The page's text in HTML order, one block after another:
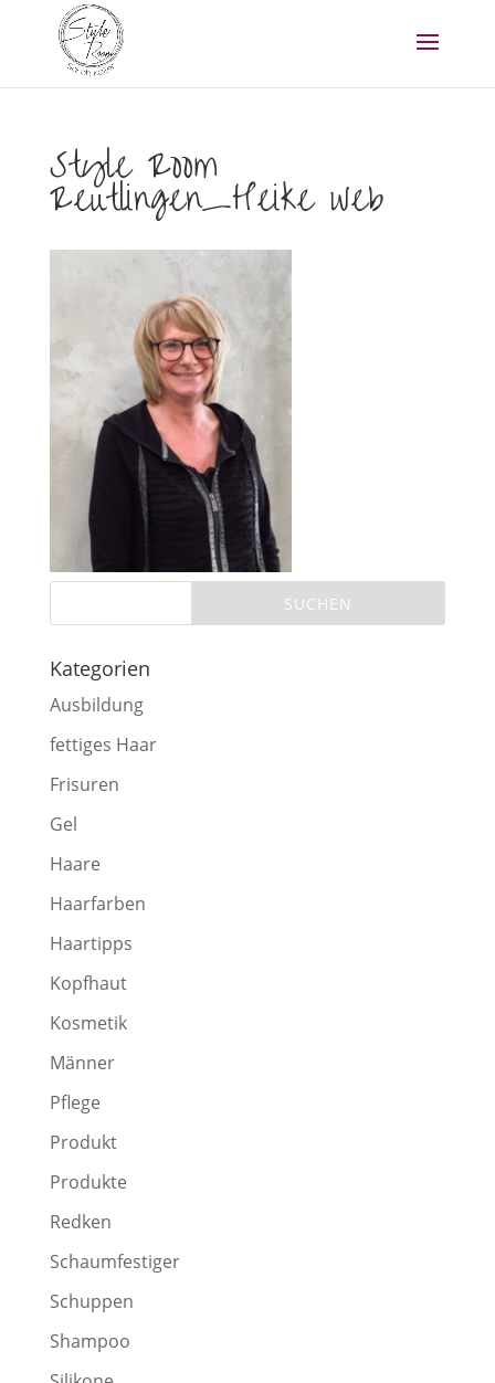
Style Room
Reutlingen_Heike web
Kategorien
Ausbildung
fettiges Haar
Frisuren
Gel
Haare
Haarfarben
Haartipps
Kopfhaut
Kosmetik
Männer
Pflege
Produkt
Produkte
Redken
Schaumfestiger
Schuppen
Shampoo